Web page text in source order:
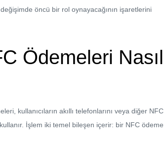
öncü bir rol oynayacağının işaretlerini
Ödemeleri Nasıl
kullanıcıların akıllı telefonlarını veya diğer NFC
İşlem iki temel bileşen içerir: bir NFC ödeme